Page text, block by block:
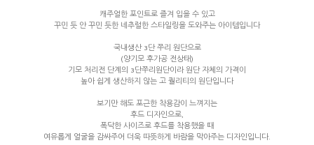
캐주얼한 포인트로 즐겨 입을 수 있고
꾸민 듯 안 꾸민 듯한 네추럴한 스타일링을 도와주는 아이템입니다
국내생산 3단 쭈리 원단으로
(양기모 후가공 전상태)
기모 처리전 단계의 3단쭈리원단이라 원단 자체의 가격이
높아 쉽게 생산하지 않는 고 퀄리티의 원단입니다
보기만 해도 포근한 착용감이 느껴지는
후드 디자인으로,
폭닥한 사이즈로 후드를 착용했을 때
여유롭게 얼굴을 감싸주어 더욱 따뜻하게 바람을 막아주는 디자인입니다.